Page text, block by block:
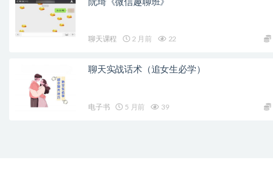
阮琦《微信趣聊班》
聊天课程 2 月前 22
聊天实战话术（追女生必学）
电子书 5 月前 39